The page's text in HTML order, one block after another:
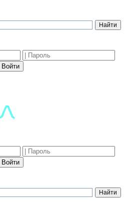
Войти
Войти